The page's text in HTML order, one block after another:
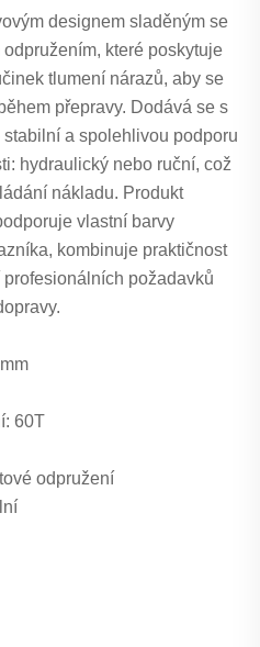
designem sladěným se
které poskytuje
tlumení nárazů, aby se
přepravy. Dodává se s
a spolehlivou podporu
hydraulický nebo ruční, což
nákladu. Produkt
vlastní barvy
kombinuje praktičnost
požadavků
60T
odpružení